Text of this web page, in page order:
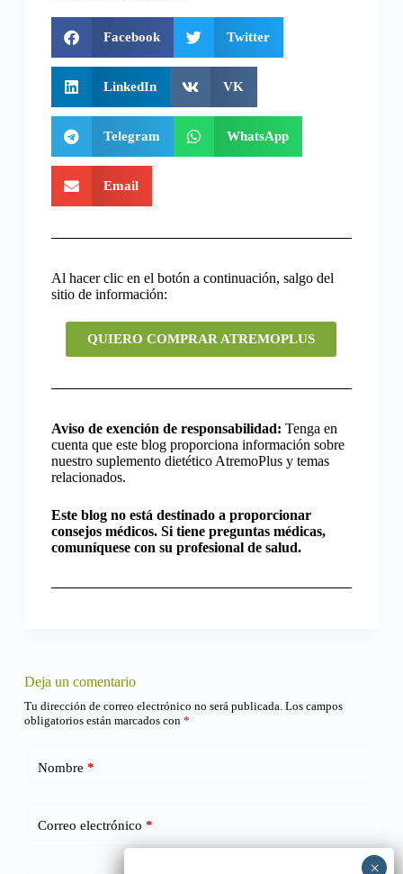
Facebook Twitter
LinkedIn VK
Telegram WhatsApp
Email
Al hacer clic en el botón a continuación, salgo del
sitio de información:
QUIERO COMPRAR ATREMOPLUS
Aviso de exención de responsabilidad: Tenga en
cuenta que este blog proporciona información sobre
nuestro suplemento dietético AtremoPlus y temas
relacionados.
Este blog no está destinado a proporcionar
consejos médicos. Si tiene preguntas médicas,
comuníquese con su profesional de salud.
Deja un comentario
Tu dirección de correo electrónico no será publicada. Los campos
obligatorios están marcados con *
Nombre *
Correo electrónico *